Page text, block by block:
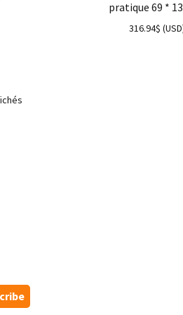
pratique 69 *
316.94$ (USD